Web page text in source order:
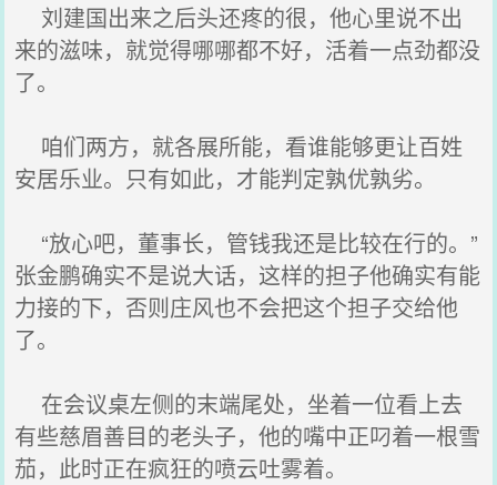
刘建国出来之后头还疼的很，他心里说不出
来的滋味，就觉得哪哪都不好，活着一点劲都没
了。
咱们两方，就各展所能，看谁能够更让百姓
安居乐业。只有如此，才能判定孰优孰劣。
“放心吧，董事长，管钱我还是比较在行的。”
张金鹏确实不是说大话，这样的担子他确实有能
力接的下，否则庄风也不会把这个担子交给他
了。
在会议桌左侧的末端尾处，坐着一位看上去
有些慈眉善目的老头子，他的嘴中正叼着一根雪
茄，此时正在疯狂的喷云吐雾着。